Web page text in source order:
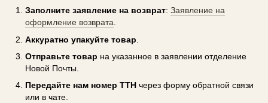
Заполните заявление на возврат: Заявление на
оформление возврата
Аккуратно упакуйте товар
Отправьте товар на указанное в заявлении отделение
Новой Почты.
Передайте нам номер ТТН через форму обратной связи
или в чате.